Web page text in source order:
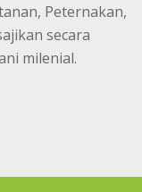
Peternakan,
secara
milenial.